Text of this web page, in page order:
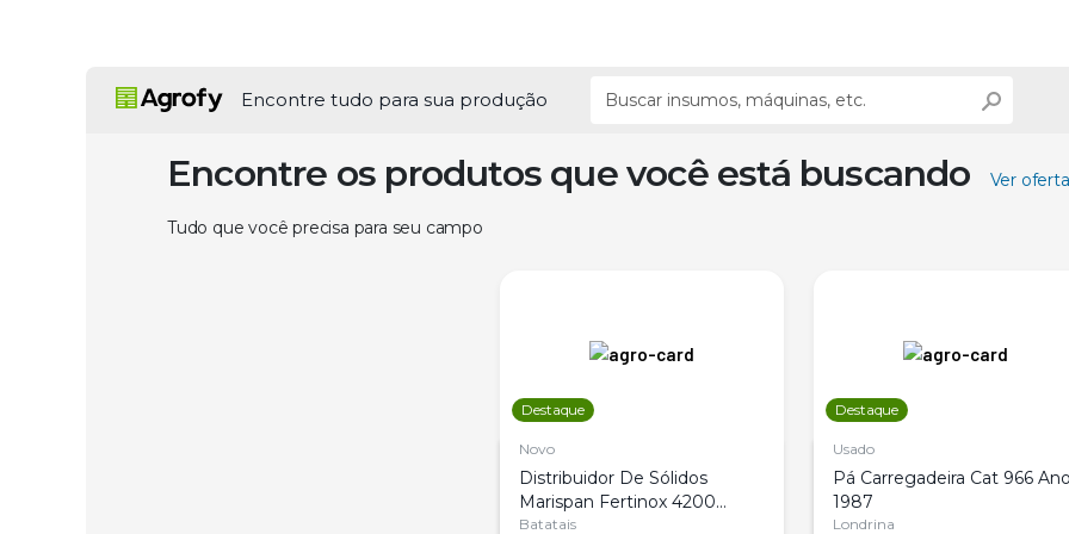
Encontre tudo para sua produção
Encontre os produtos que você está buscando Ver
Tudo que você precisa para seu campo
Destaque
Novo
Distribuidor De Sólidos
Marispan Fertinox 4200
Citrus
Batatais
Destaque
Usado
Pá Carregadeira Cat 966
1987
Londrina